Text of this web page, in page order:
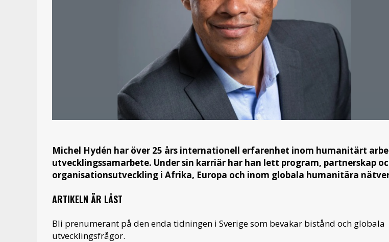
Michel Hydén har över 25 års internationell erfarenhet inom humanitärt
utvecklingssamarbete. Under sin karriär har han lett program, partnerskap
organisationsutveckling i Afrika, Europa och inom globala humanitära
ARTIKELN ÄR LÅST
Bli prenumerant på den enda tidningen i Sverige som bevakar bistånd och globala
utvecklingsfrågor.